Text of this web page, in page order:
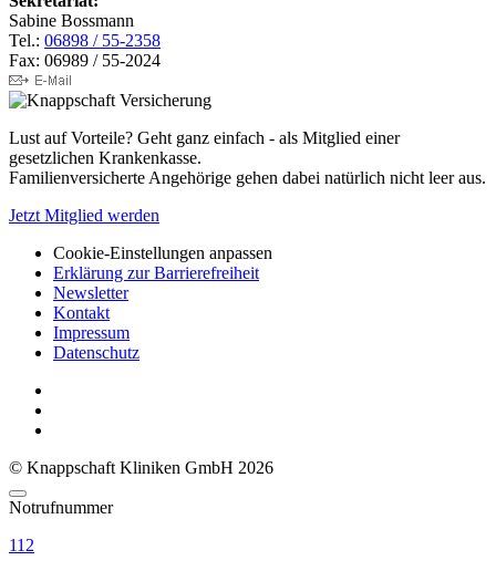
Sabine Bossmann
Tel.: 06898 / 55-2358
Fax: 06989 / 55-2024
Lust auf Vorteile? Geht ganz einfach - als Mitglied einer
gesetzlichen Krankenkasse.
Familienversicherte Angehörige gehen dabei natürlich nicht leer aus.
Jetzt Mitglied werden
Cookie-Einstellungen anpassen
Erklärung zur Barrierefreiheit
Newsletter
Kontakt
Impressum
Datenschutz
© Knappschaft Kliniken GmbH 2026
Notrufnummer
112